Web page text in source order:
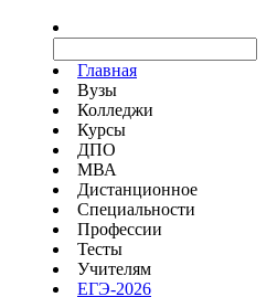
Главная
Вузы
Колледжи
Курсы
ДПО
МВА
Дистанционное
Специальности
Профессии
Тесты
Учителям
ЕГЭ-2026